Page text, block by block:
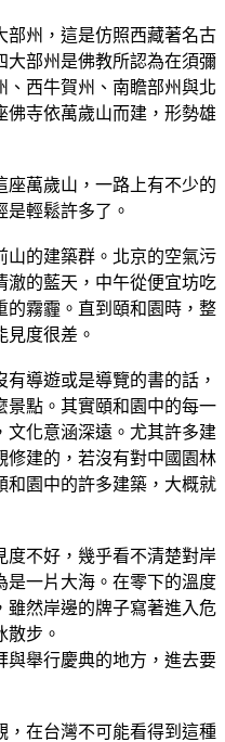
部州，這是仿照西藏著名古
大部州是佛教所認為在須彌
、西牛賀州、南瞻部州與北
佛寺依萬歲山而建，形勢雄
座萬歲山，一路上有不少的
輕鬆許多了。
山的建築群。北京的空氣污
澈的藍天，中午從便宜坊吃
的霧霾。直到頤和園時，整
見度很差。
導遊或是導覽的書的話，
景點。其實頤和園中的每一
文化意涵深遠。尤其許多建
修建的，若沒有對中國園林
和園中的許多建築，大概就
度不好，幾乎看不清楚對岸
是一片大海。在零下的溫度
雖然岸邊的牌子寫著進入危
散步。
與舉行慶典的地方，進去要
，在台灣不可能看得到這種